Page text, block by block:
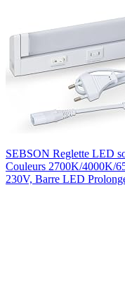
SEBSON Reglette LED
Couleurs 2700K/4000K/
230V, Barre LED